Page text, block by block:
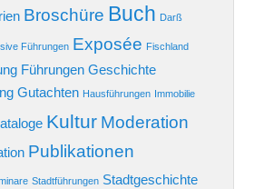
Broschüre Buch Darß
Führungen Exposée Fischland
Führungen Geschichte
Gutachten Hausführungen Immobilie
Kultur Moderation
Publikationen
Stadtführungen Stadtgeschichte